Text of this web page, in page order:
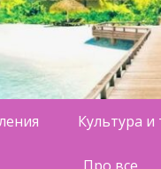
Культура